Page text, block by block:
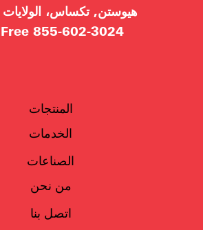
هيوستن, تكساس، الولايات
855-602-3024
Toll Free
المنتجات
الخدمات
الصناعات
من نحن
اتصل بنا